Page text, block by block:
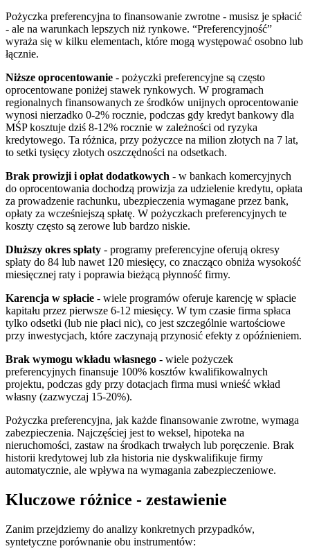
Pożyczka preferencyjna to finansowanie zwrotne - musisz je spłacić
- ale na warunkach lepszych niż rynkowe. “Preferencyjność”
wyraża się w kilku elementach, które mogą występować osobno lub
łącznie.
Niższe oprocentowanie - pożyczki preferencyjne są często
oprocentowane poniżej stawek rynkowych. W programach
regionalnych finansowanych ze środków unijnych oprocentowanie
wynosi nierzadko 0-2% rocznie, podczas gdy kredyt bankowy dla
MŚP kosztuje dziś 8-12% rocznie w zależności od ryzyka
kredytowego. Ta różnica, przy pożyczce na milion złotych na 7 lat,
to setki tysięcy złotych oszczędności na odsetkach.
Brak prowizji i opłat dodatkowych - w bankach komercyjnych
do oprocentowania dochodzą prowizja za udzielenie kredytu, opłata
za prowadzenie rachunku, ubezpieczenia wymagane przez bank,
opłaty za wcześniejszą spłatę. W pożyczkach preferencyjnych te
koszty często są zerowe lub bardzo niskie.
Dłuższy okres spłaty - programy preferencyjne oferują okresy
spłaty do 84 lub nawet 120 miesięcy, co znacząco obniża wysokość
miesięcznej raty i poprawia bieżącą płynność firmy.
Karencja w spłacie - wiele programów oferuje karencję w spłacie
kapitału przez pierwsze 6-12 miesięcy. W tym czasie firma spłaca
tylko odsetki (lub nie płaci nic), co jest szczególnie wartościowe
przy inwestycjach, które zaczynają przynosić efekty z opóźnieniem.
Brak wymogu wkładu własnego - wiele pożyczek
preferencyjnych finansuje 100% kosztów kwalifikowalnych
projektu, podczas gdy przy dotacjach firma musi wnieść wkład
własny (zazwyczaj 15-20%).
Pożyczka preferencyjna, jak każde finansowanie zwrotne, wymaga
zabezpieczenia. Najczęściej jest to weksel, hipoteka na
nieruchomości, zastaw na środkach trwałych lub poręczenie. Brak
historii kredytowej lub zła historia nie dyskwalifikuje firmy
automatycznie, ale wpływa na wymagania zabezpieczeniowe.
Kluczowe różnice - zestawienie
Zanim przejdziemy do analizy konkretnych przypadków,
syntetyczne porównanie obu instrumentów: